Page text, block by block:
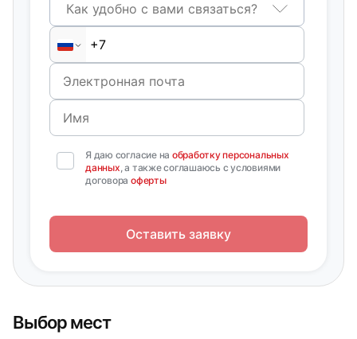
Выбор мест
Как удобно с вами связаться?
Я даю согласие на обработку персональных
данных, а также соглашаюсь с условиями
договора оферты
Оставить заявку